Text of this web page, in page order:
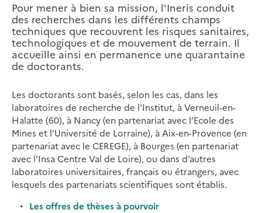
Pour mener à bien sa mission, l'Ineris conduit
des recherches dans les différents champs
techniques que recouvrent les risques sanitaires,
technologiques et de mouvement de terrain. Il
accueille ainsi en permanence une quarantaine
de doctorants.
Les doctorants sont basés, selon les cas, dans les
laboratoires de recherche de l'Institut, à Verneuil-en-
Halatte (60), à Nancy (en partenariat avec l’Ecole des
Mines et l’Université de Lorraine), à Aix-en-Provence (en
partenariat avec le CEREGE), à Bourges (en partenariat
avec l’Insa Centre Val de Loire), ou dans d’autres
laboratoires universitaires, français ou étrangers, avec
lesquels des partenariats scientifiques sont établis.
Les offres de thèses à pourvoir